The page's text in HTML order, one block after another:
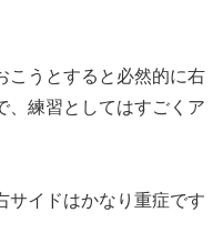
こうとすると必然的に右
、練習としてはすごくア
サイドはかなり重症です